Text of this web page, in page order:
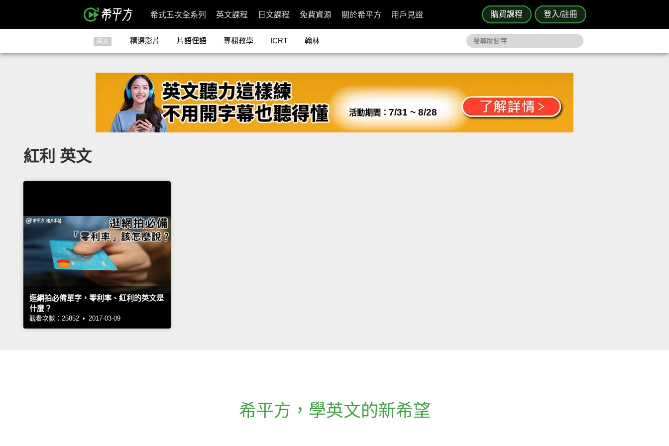
購買課程 登入/註冊
希式五次全系列 英文課程 日文課程 免費資源 關於希平方 用戶見證
英文 精選影片 片語俚語 專欄教學 ICRT 翰林
活動期間： 7/31 ~ 8/28
紅利 英文
逛網拍必備單字，零利率、紅利的英文是
什麼？
觀看次數：25852 • 2017-03-09
希平方 ， 學英文的新希望